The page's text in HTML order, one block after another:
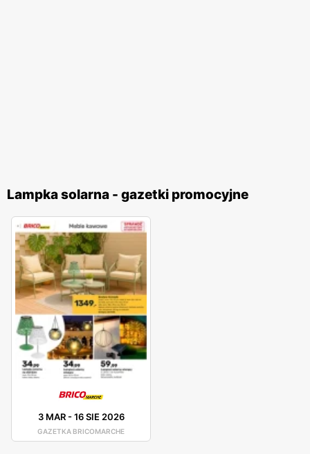
Lampka solarna - gazetki promocyjne
3 MAR-16 SIE 2026
GAZETKA BRICOMARCHE